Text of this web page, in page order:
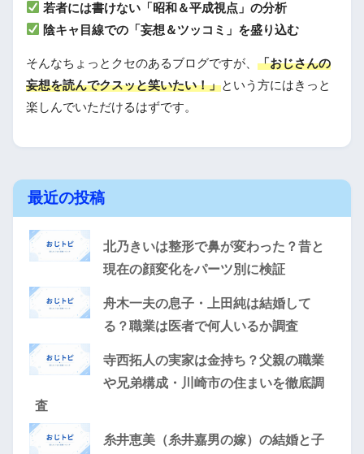
若者には書けない「昭和＆平成視点」の分析
陰キャ目線での「妄想＆ツッコミ」を盛り込む
そんなちょっとクセのあるブログですが、 「おじさんの
妄想を読んでクスッと笑いたい！」という方にはきっと
楽しんでいただけるはずです。
最近の投稿
北乃きいは整形で鼻が変わった？昔と
現在の顔変化をパーツ別に検証
舟木一夫の息子・上田純は結婚して
る？職業は医者で何人いるか調査
寺西拓人の実家は金持ち？父親の職業
や兄弟構成・川崎市の住まいを徹底調
査
糸井恵美（糸井嘉男の嫁）の結婚と子